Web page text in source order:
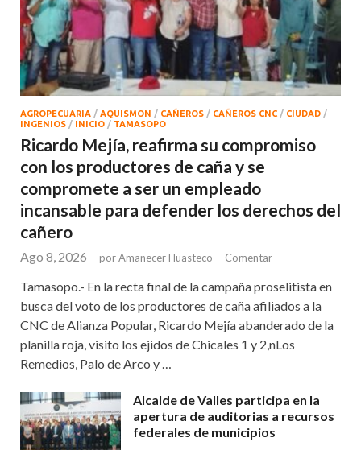
AGROPECUARIA / AQUISMON / CAÑEROS / CAÑEROS CNC / CIUDAD /
INGENIOS / INICIO / TAMASOPO
Ricardo Mejía, reafirma su compromiso
con los productores de caña y se
compromete a ser un empleado
incansable para defender los derechos del
cañero
Ago 8, 2026 - porAmanecer Huasteco - Comentar
Tamasopo.- En la recta final de la campaña proselitista en
busca del voto de los productores de caña afiliados a la
CNC de Alianza Popular, Ricardo Mejía abanderado de la
planilla roja, visito los ejidos de Chicales 1 y 2,nLos
Remedios, Palo de Arco y …
Alcalde de Valles participa en la
apertura de auditorias a recursos
federales de municipios